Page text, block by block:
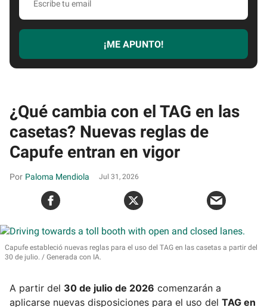
email
¡ME APUNTO!
¿Qué cambia con el TAG en las
casetas? Nuevas reglas de
Capufe entran en vigor
Paloma Mendiola Jul 31, 2026
Capufe estableció nuevas reglas para el uso del TAG en las casetas a partir del
30 de julio.
Generada con IA.
A partir del 30 de julio de 2026 comenzarán a
aplicarse nuevas disposiciones para el uso del TAG en